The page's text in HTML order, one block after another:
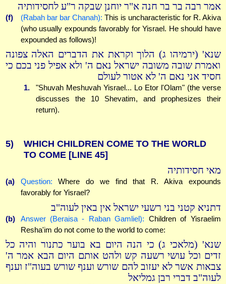
אמר רבה בר בר חנה א"ר יוחנן שבקה ר"ע לחסידותיה
(f) (Rabah bar bar Chanah): This is uncharacteristic for R. Akiva
(who usually expounds favorably for Yisrael. He should have
expounded as follows)!
שנא' (ירמיהו ג) הלוך וקראת את הדברים האלה צפונה
ואמרת שובה משובה ישראל נאם ה' ולא אפיל פני בכם כי
חסיד אני נאם ה' לא אטור לעולם
1.
"Shuvah Meshuvah Yisrael... Lo Etor l'Olam" (the verse
discusses the 10 Shevatim, and prophesizes their
return).
5)
WHICH CHILDREN COME TO THE WORLD
TO COME [LINE 45]
מאי חסידותיה
(a) Question: Where do we find that R. Akiva expounds
favorably for Yisrael?
דתניא קטני בני רשעי ישראל אין באין לעוה"ב
(b) Answer (Beraisa - Raban Gamliel): Children of Yisraelim
Resha'im do not come to the world to come:
שנא' (מלאכי ג) כי הנה היום בא בוער כתנור והיה כל
זדים וכל עושי רשעה קש ולהט אותם היום הבא אמר ה'
צבאות אשר לא יעזוב להם שורש וענף שורש בעוה"ז וענף
לעוה"ב דברי רבן גמליאל